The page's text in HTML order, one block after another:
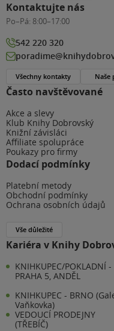
Často navštěvované
Akce a slevy
Klub Knihy Dobrovský
Knižní závisláci
Affiliate spolupráce
Poukazy pro firmy
Dodací podmínky
Platební metody
Obchodní podmínky
Ochrana osobních údajů
Vše důležité
Kariéra v Knihy
KNIHKUPEC/POKLADNÍ -
PRAHA 5, ANDĚL
KNIHKUPEC - BRNO
Vaňkovka)
VEDOUCÍ PRODEJNY
(TŘEBÍČ)
Kontaktujte nás
Po–Pá: 8:00–17:00
542 220 320
Všechny kontakty Naše